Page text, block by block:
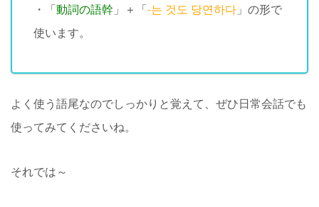
・「動詞の語幹 」＋「-는 것도 당연하다 」の形で
使います。
よく使う語尾なのでしっかりと覚えて、ぜひ日常会話でも
使ってみてくださいね。
それでは～